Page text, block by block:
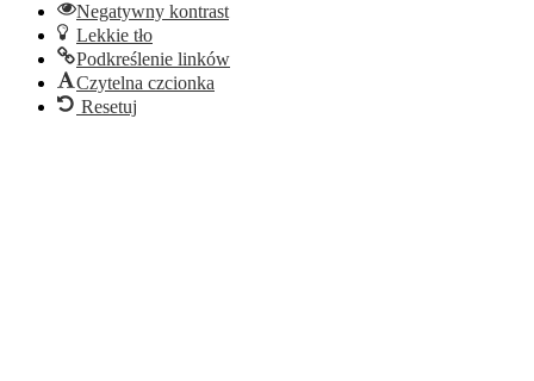
Negatywny kontrast
Lekkie tło
Podkreślenie linków
Czytelna czcionka
Resetuj